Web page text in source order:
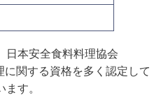
日本安全食料料理協会
関する資格を多く認定して
す。